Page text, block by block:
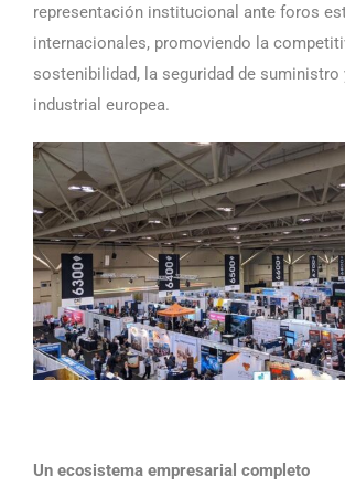
representación institucional ante foros
internacionales, promoviendo la
sostenibilidad, la seguridad de
industrial europea.
Un ecosistema empresarial completo